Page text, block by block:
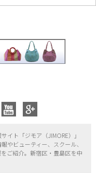
イト「ジモア（JIMORE）」
やビューティー、
スクール、
ご紹介。新宿区・ 豊島区を中